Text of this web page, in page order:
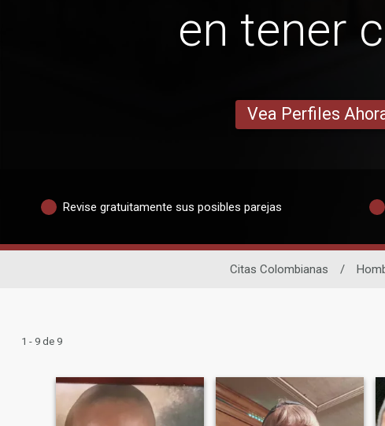
en tener
Vea Perfiles
Revise gratuitamente sus posibles parejas
Citas Colombianas /
1 - 9 de 9